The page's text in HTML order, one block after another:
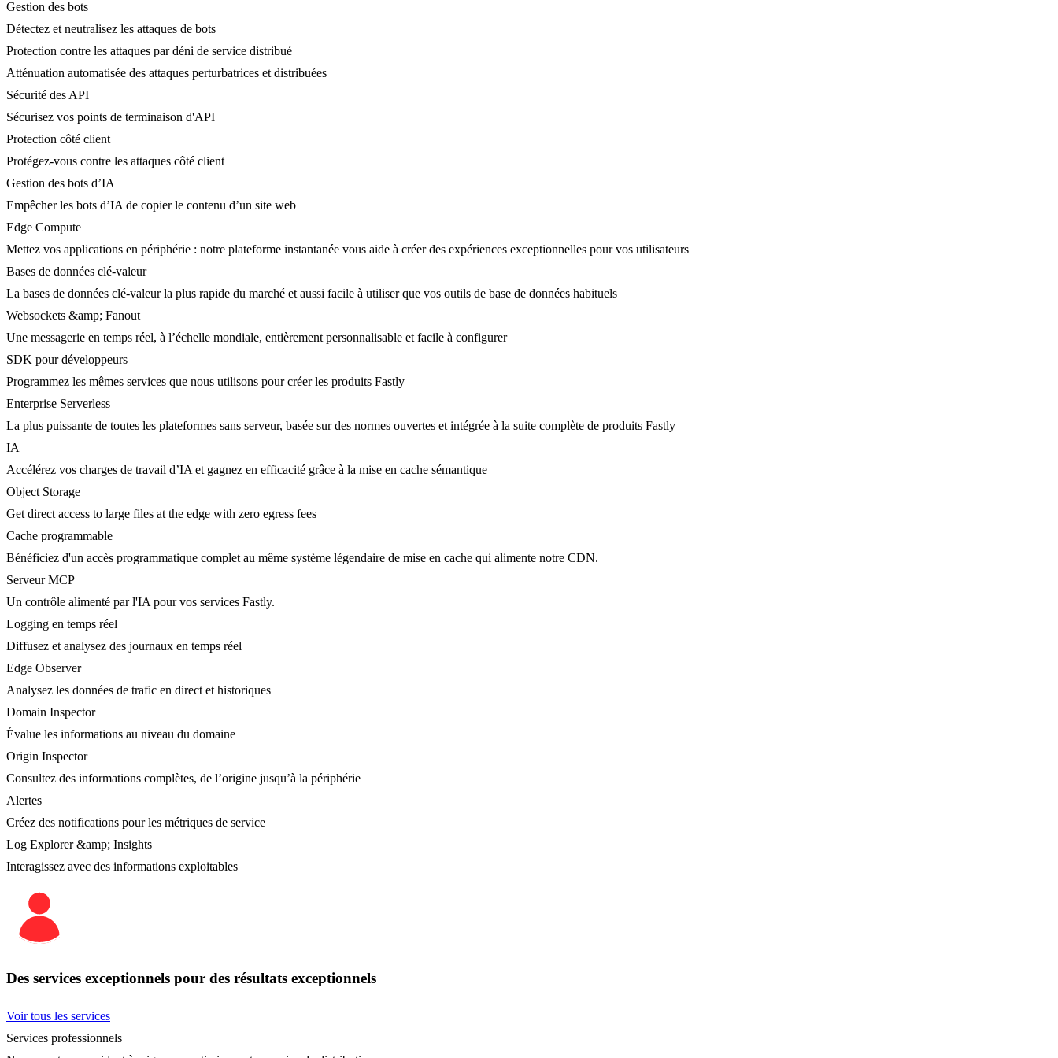
Gestion des bots
Détectez et neutralisez les attaques de bots
Protection contre les attaques par déni de service distribué
Atténuation automatisée des attaques perturbatrices et distribuées
Sécurité des API
Sécurisez vos points de terminaison d'API
Protection côté client
Protégez-vous contre les attaques côté client
Gestion des bots d’IA
Empêcher les bots d’IA de copier le contenu d’un site web
Edge Compute
Mettez vos applications en périphérie : notre plateforme instantanée vous aide à créer des expériences exceptionnelles pour vos utilisateurs
Bases de données clé-valeur
La bases de données clé-valeur la plus rapide du marché et aussi facile à utiliser que vos outils de base de données habituels
Websockets &amp; Fanout
Une messagerie en temps réel, à l’échelle mondiale, entièrement personnalisable et facile à configurer
SDK pour développeurs
Programmez les mêmes services que nous utilisons pour créer les produits Fastly
Enterprise Serverless
La plus puissante de toutes les plateformes sans serveur, basée sur des normes ouvertes et intégrée à la suite complète de produits Fastly
IA
Accélérez vos charges de travail d’IA et gagnez en efficacité grâce à la mise en cache sémantique
Object Storage
Get direct access to large files at the edge with zero egress fees
Cache programmable
Bénéficiez d'un accès programmatique complet au même système légendaire de mise en cache qui alimente notre CDN.
Serveur MCP
Un contrôle alimenté par l'IA pour vos services Fastly.
Logging en temps réel
Diffusez et analysez des journaux en temps réel
Edge Observer
Analysez les données de trafic en direct et historiques
Domain Inspector
Évalue les informations au niveau du domaine
Origin Inspector
Consultez des informations complètes, de l’origine jusqu’à la périphérie
Alertes
Créez des notifications pour les métriques de service
Log Explorer &amp; Insights
Interagissez avec des informations exploitables
Des services exceptionnels pour des résultats exceptionnels
Voir tous les services
Services professionnels